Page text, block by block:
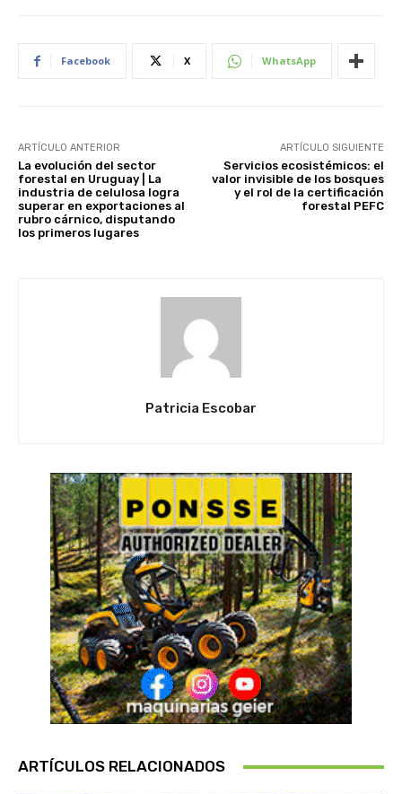
Facebook X WhatsApp
ARTÍCULO ANTERIOR
La evolución del sector
forestal en Uruguay | La
industria de celulosa logra
superar en exportaciones al
rubro cárnico, disputando
los primeros lugares
ARTÍCULO SIGUIENTE
Servicios ecosistémicos: el
valor invisible de los bosques
y el rol de la certificación
forestal PEFC
Patricia Escobar
ARTÍCULOS RELACIONADOS